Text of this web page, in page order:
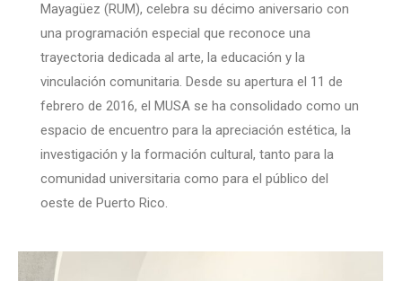
Mayagüez (RUM), celebra su décimo aniversario con
una programación especial que reconoce una
trayectoria dedicada al arte, la educación y la
vinculación comunitaria. Desde su apertura el 11 de
febrero de 2016, el MUSA se ha consolidado como un
espacio de encuentro para la apreciación estética, la
investigación y la formación cultural, tanto para la
comunidad universitaria como para el público del
oeste de Puerto Rico.